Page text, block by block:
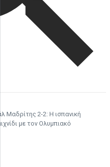
Μαδρίτης 2-2: Η ισπανική
με τον Ολυμπιακό